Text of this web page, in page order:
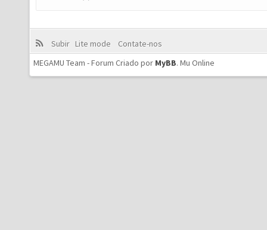
Subir Lite mode
Contate-nos
MEGAMU Team - Forum Criado por MyBB. Mu Online